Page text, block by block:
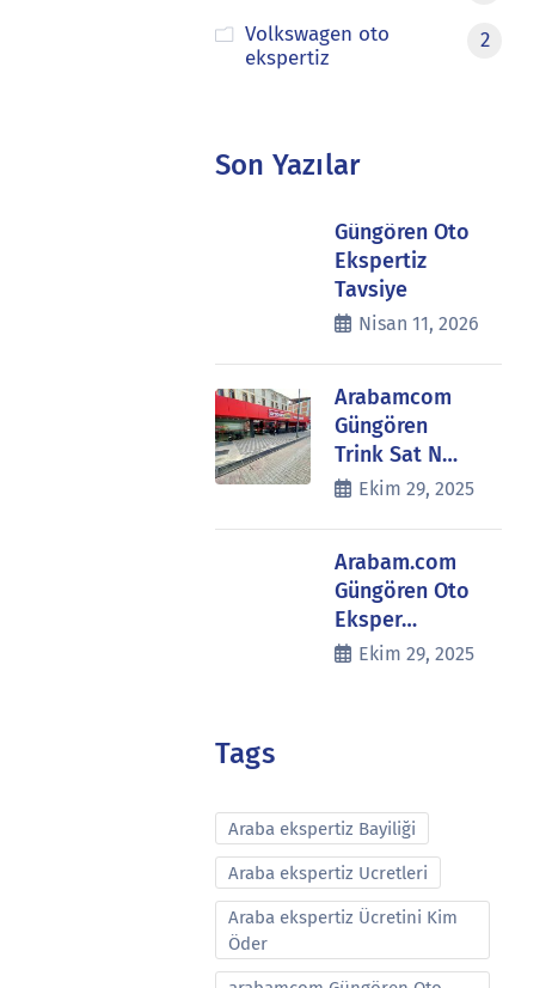
Volkswagen oto
ekspertiz
2
Son Yazılar
Güngören Oto
Ekspertiz
Tavsiye
Nisan 11, 2026
Arabamcom
Güngören
Trink Sat N…
Ekim 29, 2025
Arabam.com
Güngören Oto
Eksper…
Ekim 29, 2025
Tags
Araba ekspertiz Bayiliği
Araba ekspertiz Ucretleri
Araba ekspertiz Ücretini Kim
Öder